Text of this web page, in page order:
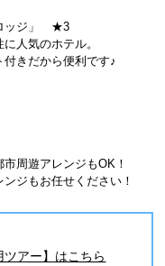
ッジ」 ★3
人気のホテル。
きだから便利です♪
周遊アレンジもOK！
ジもお任せください！
アー】はこちら